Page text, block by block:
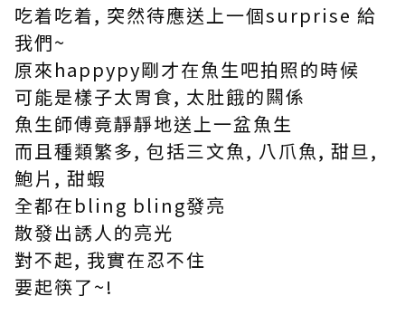
吃着吃着, 突然待應送上一個surprise 給
我們~
原來happypy剛才在魚生吧拍照的時候
可能是樣子太胃食, 太肚餓的闗係
魚生師傅竟靜靜地送上一盆魚生
而且種類繁多, 包括三文魚, 八爪魚, 甜旦,
鮑片, 甜蝦
全都在bling bling發亮
散發出誘人的亮光
對不起, 我實在忍不住
要起筷了~!